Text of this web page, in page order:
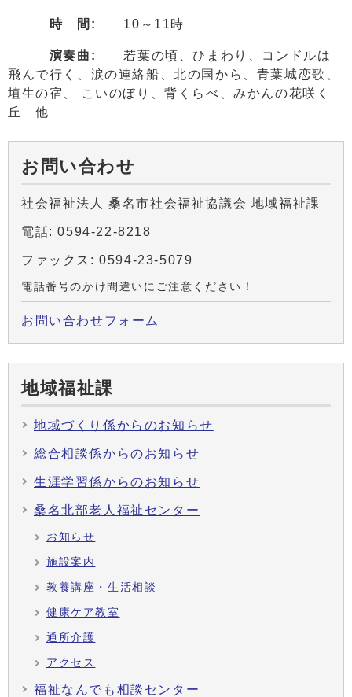
時 間: 10～11時
演奏曲:
若葉の頃、ひまわり、コンドルは
飛んで行く、涙の連絡船、北の国から、青葉城恋歌、
埴生の宿、 こいのぼり、背くらべ、みかんの花咲く
丘 他
お問い合わせ
社会福祉法人 桑名市社会福祉協議会 地域福祉課
電話: 0594-22-8218
ファックス: 0594-23-5079
電話番号のかけ間違いにご注意ください！
お問い合わせフォーム
地域福祉課
地域づくり係からのお知らせ
総合相談係からのお知らせ
生涯学習係からのお知らせ
桑名北部老人福祉センター
お知らせ
施設案内
教養講座・生活相談
健康ケア教室
通所介護
アクセス
福祉なんでも相談センター